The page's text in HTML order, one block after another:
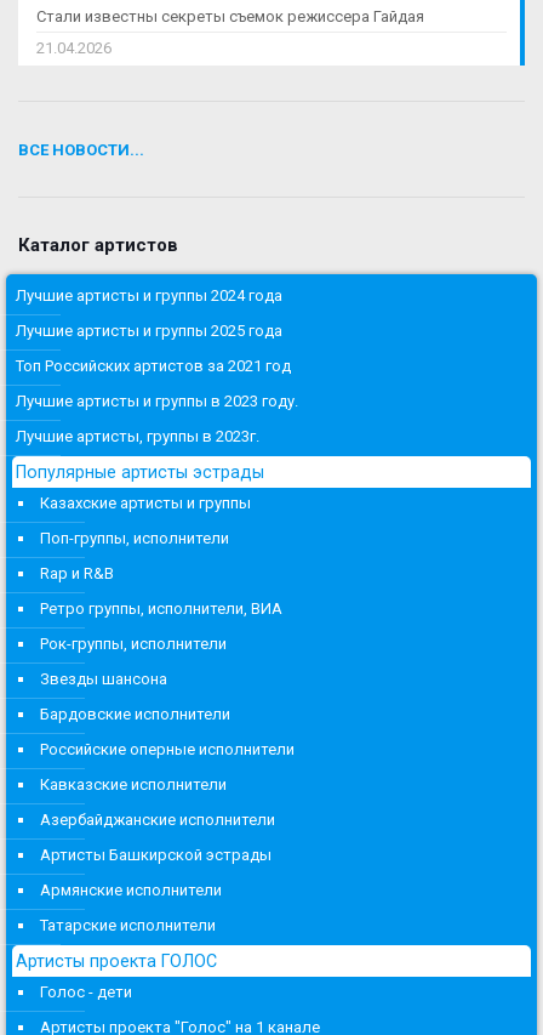
Стали известны секреты съемок режиссера Гайдая
21.04.2026
ВСЕ НОВОСТИ...
Каталог артистов
Лучшие артисты и группы 2024 года
Лучшие артисты и группы 2025 года
Топ Российских артистов за 2021 год
Лучшие артисты и группы в 2023 году.
Лучшие артисты, группы в 2023г.
Популярные артисты эстрады
Казахские артисты и группы
Поп-группы, исполнители
Rap и R&B
Ретро группы, исполнители, ВИА
Рок-группы, исполнители
Звезды шансона
Бардовские исполнители
Российские оперные исполнители
Кавказские исполнители
Азербайджанские исполнители
Артисты Башкирской эстрады
Армянские исполнители
Татарские исполнители
Артисты проекта ГОЛОС
Голос - дети
Артисты проекта "Голос" на 1 канале